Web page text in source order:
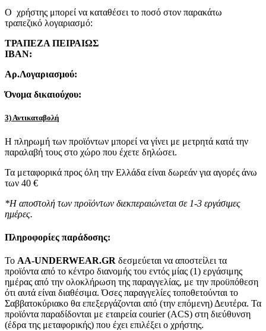
Ο χρήστης μπορεί να καταθέσει το ποσό στον παρακάτω
τραπεζικό λογαριασμό:
ΤΡΑΠΕΖΑ ΠΕΙΡΑΙΩΣ
IBAN:
Αρ.Λογαριασμού:
Όνομα δικαιούχου:
3) Αντικαταβολή
Η πληρωμή των προϊόντων μπορεί να γίνει με μετρητά κατά την
παραλαβή τους στο χώρο που έχετε δηλώσει.
Τα μεταφορικά προς όλη την Ελλάδα είναι δωρεάν για αγορές άνω
των 40 €
*Η αποστολή των προϊόντων διεκπεραιώνεται σε 1-3 εργάσιμες
ημέρες.
Πληροφορίες παράδοσης:
To AA-UNDERWEAR.GR δεσμεύεται να αποστείλει τα
προϊόντα από το κέντρο διανομής του εντός μίας (1) εργάσιμης
ημέρας από την ολοκλήρωση της παραγγελίας, με την προϋπόθεση
ότι αυτά είναι διαθέσιμα. Όσες παραγγελίες τοποθετούνται το
Σαββατοκύριακο θα επεξεργάζονται από (την επόμενη) Δευτέρα. Τα
προϊόντα παραδίδονται με εταιρεία courier (ACS) στη διεύθυνση
(έδρα της μεταφορικής) που έχει επιλέξει ο χρήστης.